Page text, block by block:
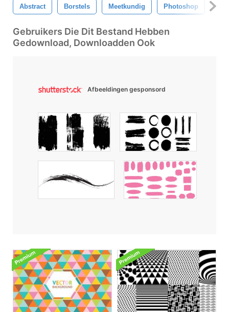
Abstract Borstels Meetkundig Photoshop
Gebruikers Die Dit Bestand Hebben
Gedownload, Downloadden Ook
Afbeeldingen gesponsord